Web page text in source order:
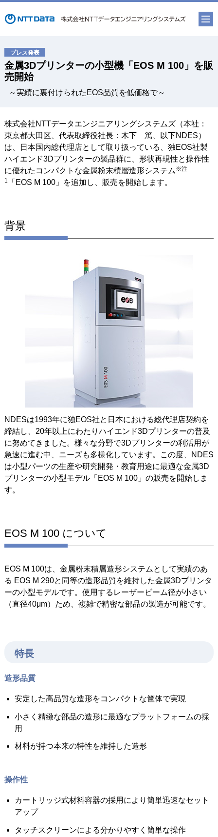
金属3Dプリンターの小型機「EOS M 100」を販
売開始
～実績に裏付けられたEOS品質を低価格で～
株式会社NTTデータエンジニアリングシステムズ（本社：
東京都大田区、代表取締役社長：木下 篤、以下NDES）
は、日本国内総代理店として取り扱っている、独EOS社製
ハイエンド3Dプリンターの製品群に、形状再現性と操作性
に優れたコンパクトな金属粉末積層造形システム ※注
1
「EOS M 100」を追加し、販売を開始します。
背景
NDESは1993年に独EOS社と日本における総代理店契約を
締結し、20年以上にわたりハイエンド3Dプリンターの普及
に努めてきました。様々な分野で3Dプリンターの利活用が
急速に進む中、ニーズも多様化しています。この度、NDES
は小型パーツの生産や研究開発・教育用途に最適な金属3D
プリンターの小型モデル「EOS M 100」の販売を開始しま
す。
EOS M 100 について
EOS M 100は、金属粉末積層造形システムとして実績のあ
る EOS M 290と同等の造形品質を維持した金属3Dプリンタ
ーの小型モデルです。使用するレーザービーム径が小さい
（直径40μm）ため、複雑で精密な部品の製造が可能です。
特長
造形品質
安定した高品質な造形をコンパクトな筐体で実現
小さく精緻な部品の造形に最適なプラットフォームの採
用
材料が持つ本来の特性を維持した造形
操作性
カートリッジ式材料容器の採用により簡単迅速なセット
アップ
タッチスクリーンによる分かりやすく簡単な操作